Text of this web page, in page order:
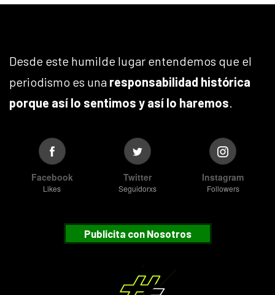
Desde este humilde lugar entendemos que el
periodismo es una responsabilidad histórica
porque así lo sentimos y así lo haremos.
Facebook
Likes
Twitter
Seguidorxs
Instagram
Followers
Publicita con Nosotros